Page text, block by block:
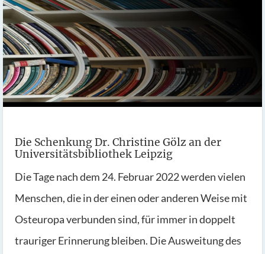
Die Schenkung Dr. Christine Gölz an der
Universitätsbibliothek Leipzig
Die Tage nach dem 24. Februar 2022 werden vielen
Menschen, die in der einen oder anderen Weise mit
Osteuropa verbunden sind, für immer in doppelt
trauriger Erinnerung bleiben. Die Ausweitung des